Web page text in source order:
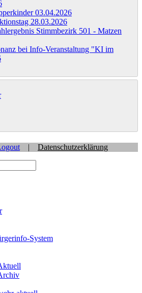
03.04.2026
28.03.2026
Stimmbezirk 501 - Matzen
bei Info-Veranstaltung "KI im
| Datenschutzerklärung
System